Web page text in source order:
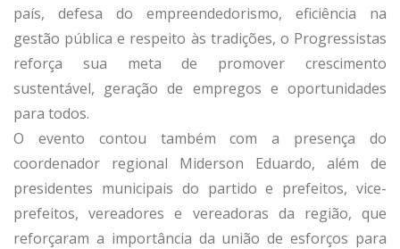
país, defesa do empreendedorismo, eficiência na
gestão pública e respeito às tradições, o Progressistas
reforça sua meta de promover crescimento
sustentável, geração de empregos e oportunidades
para todos.
O evento contou também com a presença do
coordenador regional Miderson Eduardo, além de
presidentes municipais do partido e prefeitos, vice-
prefeitos, vereadores e vereadoras da região, que
reforçaram a importância da união de esforços para